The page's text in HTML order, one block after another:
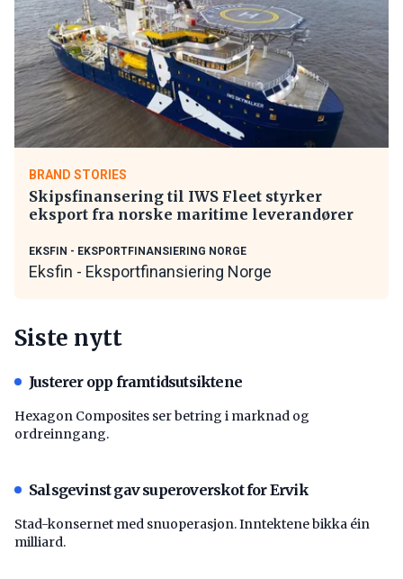
BRAND STORIES
Skipsfinansering til IWS Fleet styrker
eksport fra norske maritime leverandører
EKSFIN - EKSPORTFINANSIERING NORGE
Eksfin - Eksportfinansiering Norge
Siste nytt
Justerer opp framtidsutsiktene
Hexagon Composites ser betring i marknad og
ordreinngang.
Salsgevinst gav superoverskot for Ervik
Stad-konsernet med snuoperasjon. Inntektene bikka éin
milliard.